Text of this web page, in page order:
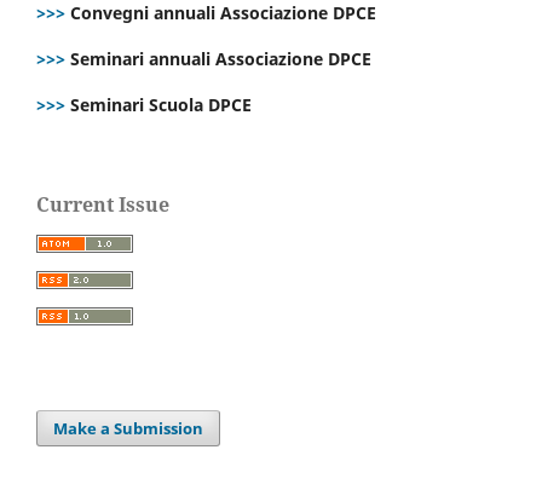
>>> Convegni annuali Associazione DPCE
>>> Seminari annuali Associazione DPCE
>>> Seminari Scuola DPCE
Current Issue
Make a Submission